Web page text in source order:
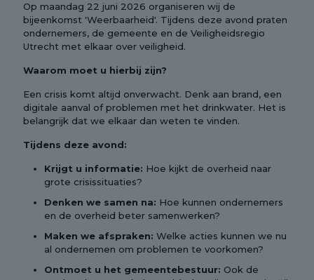
Op maandag 22 juni 2026 organiseren wij de
bijeenkomst 'Weerbaarheid'. Tijdens deze avond praten
ondernemers, de gemeente en de Veiligheidsregio
Utrecht met elkaar over veiligheid.
Waarom moet u hierbij zijn?
Een crisis komt altijd onverwacht. Denk aan brand, een
digitale aanval of problemen met het drinkwater. Het is
belangrijk dat we elkaar dan weten te vinden.
Tijdens deze avond:
Krijgt u informatie: Hoe kijkt de overheid naar
grote crisissituaties?
Denken we samen na: Hoe kunnen ondernemers
en de overheid beter samenwerken?
Maken we afspraken: Welke acties kunnen we nu
al ondernemen om problemen te voorkomen?
Ontmoet u het gemeentebestuur: Ook de